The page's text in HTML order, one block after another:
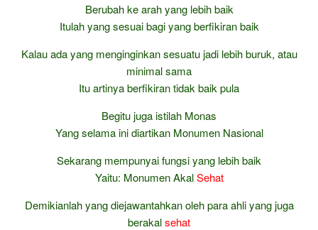
Berubah ke arah yang lebih baik
Itulah yang sesuai bagi yang berfikiran baik
Kalau ada yang menginginkan sesuatu jadi lebih buruk, atau
minimal sama
Itu artinya berfikiran tidak baik pula
Begitu juga istilah Monas
Yang selama ini diartikan Monumen Nasional
Sekarang mempunyai fungsi yang lebih baik
Yaitu: Monumen AkalSehat
Demikianlah yang diejawantahkan oleh para ahli yang juga
berakalsehat